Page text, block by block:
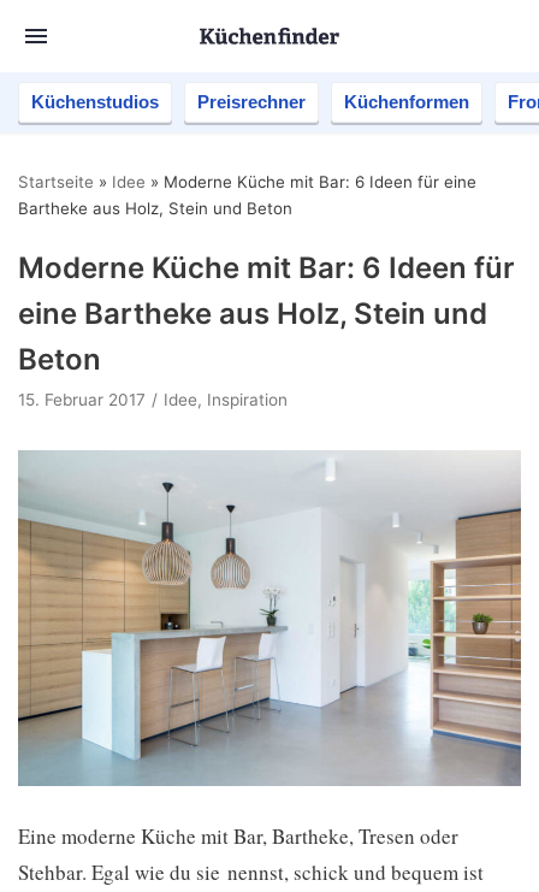
Küchenstudios Preisrechner Küchenformen
Startseite » Idee » Moderne Küche mit Bar: 6 Ideen für eine
Bartheke aus Holz, Stein und Beton
Moderne Küche mit Bar: 6 Ideen für
eine Bartheke aus Holz, Stein und
Beton
15. Februar 2017 Idee, Inspiration
Eine moderne Küche mit Bar, Bartheke, Tresen oder
Stehbar. Egal wie du sie nennst, schick und bequem ist